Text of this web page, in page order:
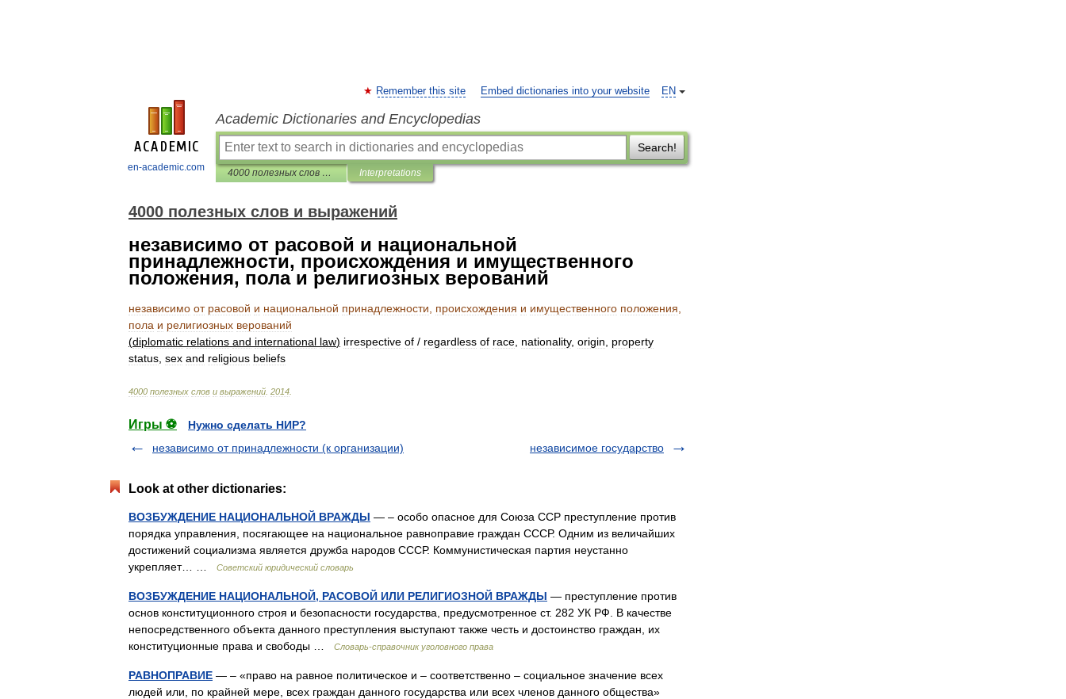
en-academic.com
EN
Remember this site Embed dictionaries into your website
Academic Dictionaries and Encyclopedias
Search!
4000 полезных слов и выражений Interpretations
4000 полезных слов и выражений
независимо от расовой и национальной
принадлежности, происхождения и имущественного
положения, пола и религиозных верований
независимо от расовой и национальной принадлежности происхождения и имущественного положения
пола и религиозных верований
(diplomatic relations and international law) irrespective of / regardless of race nationality, origin
property
status sex and religious beliefs
4000 полезных слов и выражений 2014
Игры ⚽
Нужно сделать НИР?
независимо от принадлежности (к организации)
независимое государство
Look at other dictionaries:
ВОЗБУЖДЕНИЕ НАЦИОНАЛЬНОЙ ВРАЖДЫ — – особо опасное для Союза ССР преступление против
порядка управления, посягающее на национальное равноправие граждан СССР. Одним из величайших
достижений социализма является дружба народов СССР. Коммунистическая партия неустанно
укрепляет… …
Советский юридический словарь
ВОЗБУЖДЕНИЕ НАЦИОНАЛЬНОЙ, РАСОВОЙ ИЛИ РЕЛИГИОЗНОЙ ВРАЖДЫ — преступление против
основ конституционного строя и безопасности государства, предусмотренное ст. 282 УК РФ. В качестве
непосредственного объекта данного преступления выступают также честь и достоинство граждан, их
конституционные права и свободы …
Словарь-справочник уголовного права
РАВНОПРАВИЕ — – «право на равное политическое и – соответственно – социальное значение всех
людей или, по крайней мере, всех граждан данного государства или всех членов данного общества»